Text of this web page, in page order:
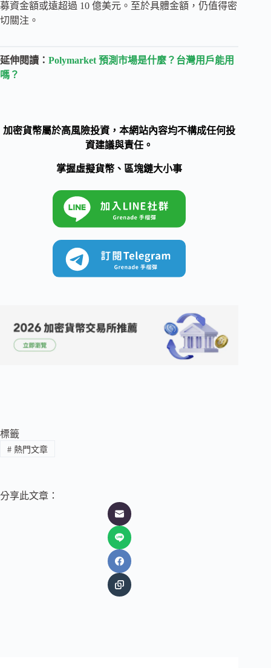
募資金額或遠超過 10 億美元。至於具體金額，仍值得密
切關注。
延伸閱讀： Polymarket 預測市場是什麼？台灣用戶能用
嗎？
加密貨幣屬於高風險投資，本網站內容均不構成任何投
資建議與責任。
掌握虛擬貨幣、區塊鏈大小事
標籤
#熱門文章
分享此文章：